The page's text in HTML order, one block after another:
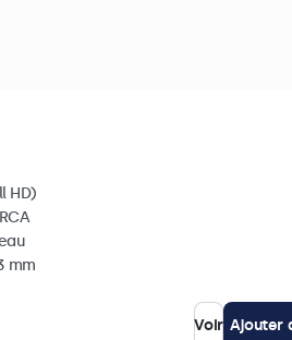
HD)
mm
Voir Ajouter